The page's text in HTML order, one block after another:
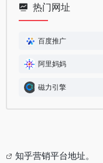
热门网址
百度推广
阿里妈妈
磁力引擎
知乎营销平台地址。